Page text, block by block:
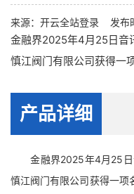
来源： 开云全站登录 发布
金融界2025年4月25日音
慎江阀门有限公司获得一
产品详细
金融界2025年4月25日
慎江阀门有限公司获得一项